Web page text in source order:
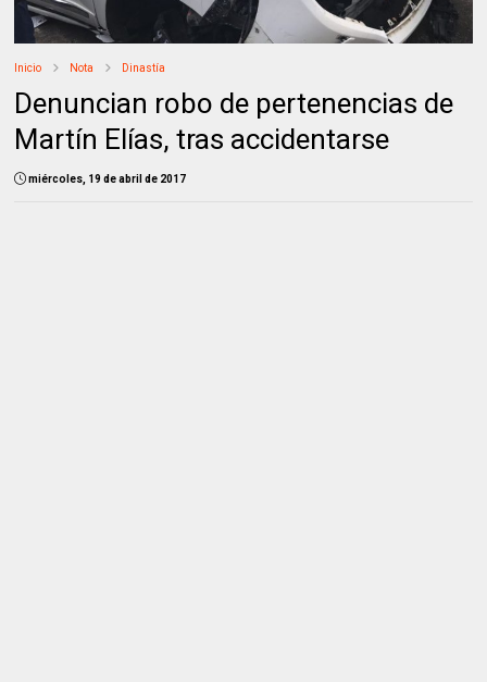
Inicio Nota Dinastía
Denuncian robo de pertenencias de
Martín Elías, tras accidentarse
miércoles, 19 de abril de 2017